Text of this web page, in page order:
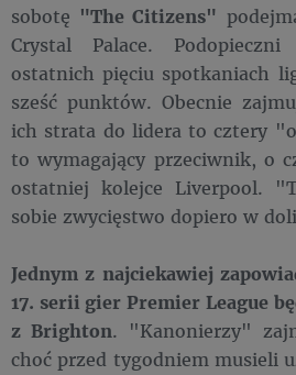
sobotę "The Citizens"
Crystal Palace.
ostatnich pięciu spotkaniach
sześć punktów. Obecnie
ich strata do lidera to cztery
to wymagający przeciwnik, o
ostatniej kolejce Liverpool.
sobie zwycięstwo dopiero w
Jednym z najciekawiej
17. serii gier Premier League
z Brighton. "Kanonierzy"
choć przed tygodniem musieli